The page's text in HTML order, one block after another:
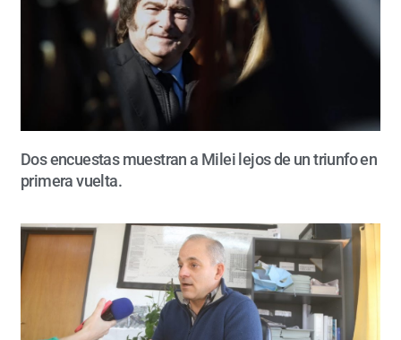
Dos encuestas muestran a Milei lejos de un triunfo en
primera vuelta.